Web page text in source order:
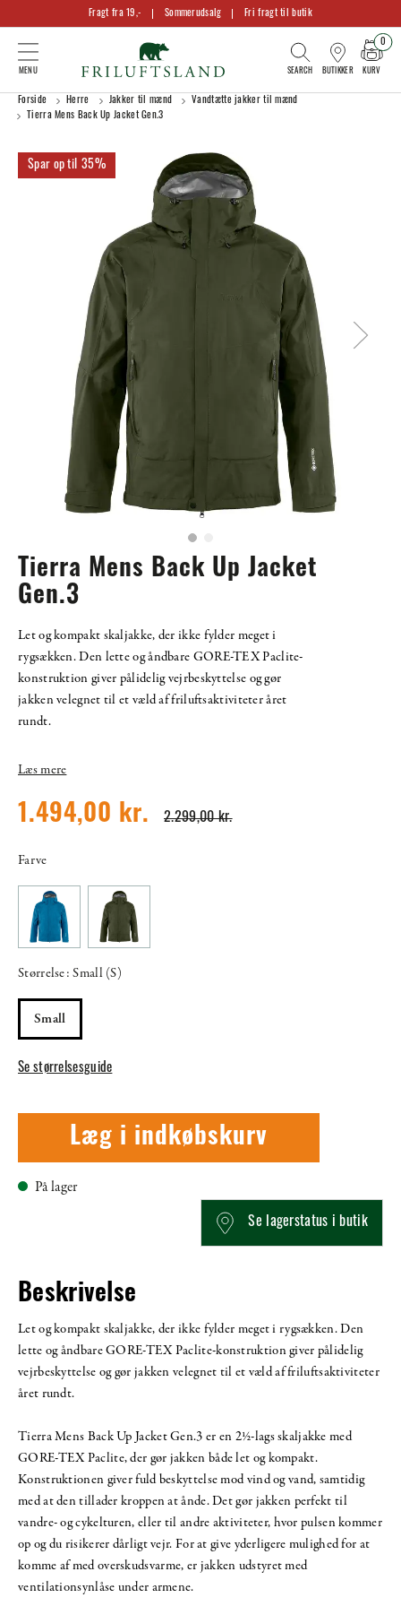
Fragt fra 19,- Sommerudsalg Fri fragt til butik
BUTIKKER KURV
0
Forside Herre Jakker til mænd
Vandtætte jakker til mænd
Tierra Mens Back Up Jacket Gen.3
35%
Tierra Mens Back Up Jacket
Gen.3
Let og kompakt skaljakke, der ikke fylder meget i
rygsækken. Den lette og åndbare GORE-TEX Paclite-
konstruktion giver pålidelig vejrbeskyttelse og gør
jakken velegnet til et væld af friluftsaktiviteter året
rundt.
Læs mere
2.299,00 kr.
1.494,00 kr.
Farve
Størrelse: Small (S)
Small
Se størrelsesguide
Læg i indkøbskurv
På lager
Se lagerstatus i butik
Beskrivelse
Let og kompakt skaljakke, der ikke fylder meget i rygsækken. Den
lette og åndbare GORE-TEX Paclite-konstruktion giver pålidelig
vejrbeskyttelse og gør jakken velegnet til et væld af friluftsaktiviteter
året rundt.
Tierra Mens Back Up Jacket Gen.3 er en 2½-lags skaljakke med
GORE-TEX Paclite, der gør jakken både let og kompakt.
Konstruktionen giver fuld beskyttelse mod vind og vand, samtidig
med at den tillader kroppen at ånde. Det gør jakken perfekt til
vandre- og cykelturen, eller til andre aktiviteter, hvor pulsen kommer
op og du risikerer dårligt vejr. For at give yderligere mulighed for at
komme af med overskudsvarme, er jakken udstyret med
ventilationsynlåse under armene.